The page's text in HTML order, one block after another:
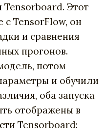
Tensorboard. Этот
с TensorFlow, он
и сравнения
прогонов.
потом
и обучили
оба запуска
отображены в
Tensorboard: